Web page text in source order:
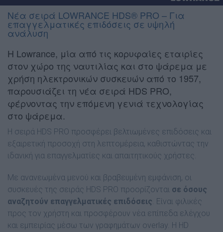
Νέα σειρά LOWRANCE HDS® PRO – Για
επαγγελματικές επιδόσεις σε υψηλή
ανάλυση
Η Lowrance, μία από τις κορυφαίες εταιρίες
στον χώρο της ναυτιλίας και στο ψάρεμα με
χρήση ηλεκτρονικών συσκευών από το 1957,
παρουσιάζει τη νέα σειρά HDS PRO,
φέρνοντας την επόμενη γενιά τεχνολογίας
στο ψάρεμα.
Η σειρά HDS PRO προσφέρει βελτιωμένες επιδόσεις και
εξαιρετική προσοχή στη λεπτομέρεια, καθιστώντας την
ιδανική για επαγγελματίες και απαιτητικούς χρήστες.
Με ανανεωμένα μενού και βραβευμένη εμφάνιση, οι
συσκευές της σειράς HDS PRO προορίζονται σε όσους
αναζητούν επαγγελματικές επιδόσεις . Είναι φιλικές
προς τον χρήστη και προσφέρουν νέα επίπεδα ελέγχου
και εμπειρίας μέσω των γραφημάτων overlay. Η HD